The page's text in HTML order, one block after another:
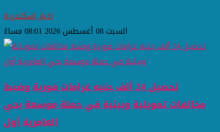
اخبار اسكندرية
السبت 08 أغسطس 2026 08:01 مساءً
تحصيل 24 ألف جنيه غرامات فورية وضبط
مخالفات تمويلية وبيئية في حملة موسعة بحي
العامرية أول